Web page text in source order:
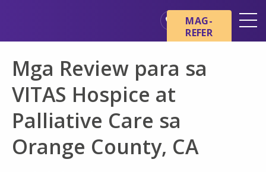
Mga Pangunahing Kaalaman
tungkol sa Hospice
Ang aming mga Serbisyo
Healthcare Professionals
Pamilya at Mga Tagapag-
MAG-
REFER
Mga Review para sa
VITAS Hospice at
Palliative Care sa
Orange County, CA